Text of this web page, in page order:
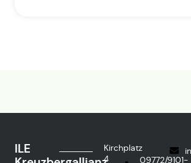
ILE
Kirchplatz
4
09772/9101-